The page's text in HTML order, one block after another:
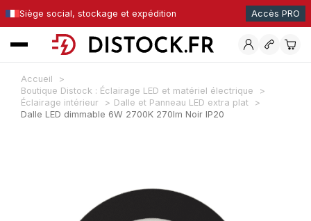
Siège social, stockage et expédition Accès PRO
Accueil
Boutique Distock : Éclairage LED et matériel électrique
Éclairage intérieur
Dalle et Panneau LED extra plat
Dalle LED dimmable 6W 2700K 270lm Noir IP20